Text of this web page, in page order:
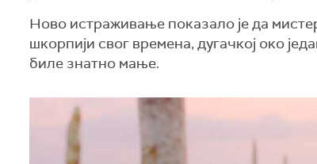
Ново истраживање показало је да
шкорпији свог времена, дугачкој око
биле знатно мање.